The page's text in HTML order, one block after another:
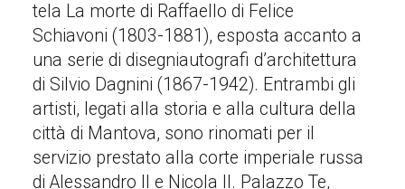
tela La morte di Raffaello di Felice
Schiavoni (1803-1881), esposta accanto a
una serie di disegniautografi d’architettura
di Silvio Dagnini (1867-1942). Entrambi gli
artisti, legati alla storia e alla cultura della
città di Mantova, sono rinomati per il
servizio prestato alla corte imperiale russa
di Alessandro II e Nicola II. Palazzo Te,